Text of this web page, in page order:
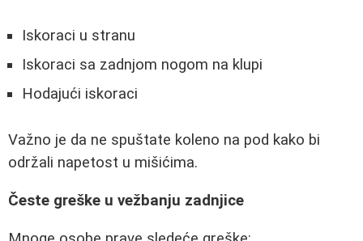
Iskoraci u stranu
Iskoraci sa zadnjom nogom na klupi
Hodajući iskoraci
Važno je da ne spuštate koleno na pod kako bi
održali napetost u mišićima.
Česte greške u vežbanju zadnjice